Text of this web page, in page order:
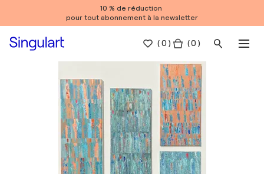
10 % de réduction
pour tout abonnement à la newsletter
(0 ) ( 0 )